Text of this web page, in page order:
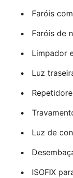
Faróis
Faróis de
Limpador
Luz
Luz de
ISOFIX